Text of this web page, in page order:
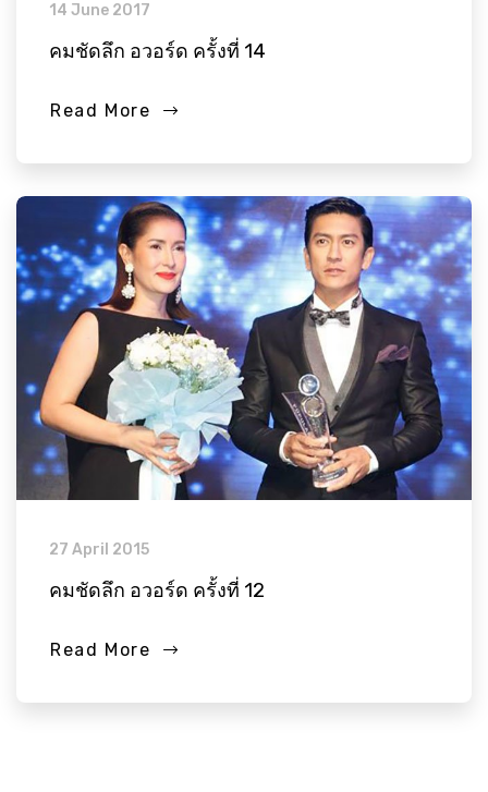
14 June 2017
คมชัดลึก อวอร์ด ครั้งที่ 14
Read More
27 April 2015
คมชัดลึก อวอร์ด ครั้งที่ 12
Read More